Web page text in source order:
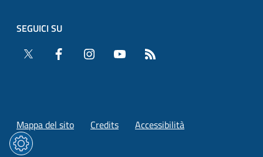
SEGUICI SU
Twitter
Facebook Instagram YouTube
Mappa del sito Credits Accessibilità